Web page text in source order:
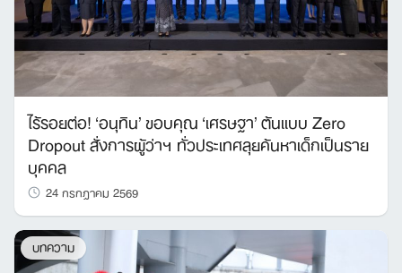
ไร้รอยต่อ! ‘อนุทิน’ ขอบคุณ ‘เศรษฐา’ ต้นแบบ Zero
Dropout สั่งการผู้ว่าฯ ทั่วประเทศลุยค้นหาเด็กเป็นราย
บุคคล
24 กรกฎาคม 2569
บทความ